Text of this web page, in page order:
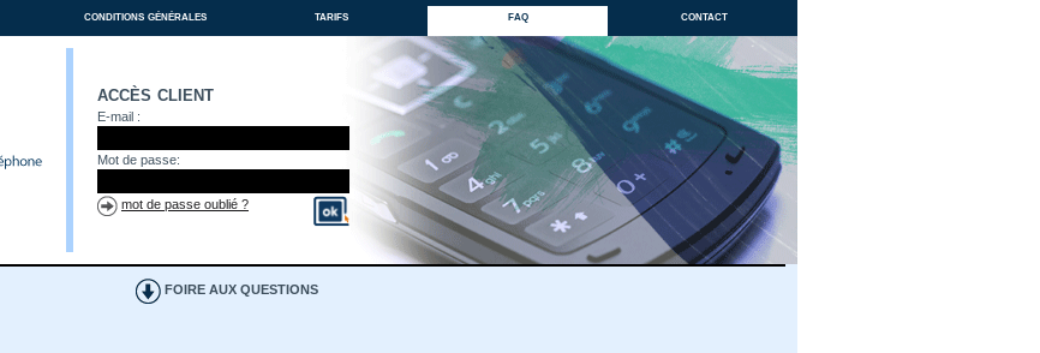
conditions générales tarifs faq contact
accès client
E-mail :
Mot de passe:
mot de passe oublié ?
FOIRE AUX QUESTIONS